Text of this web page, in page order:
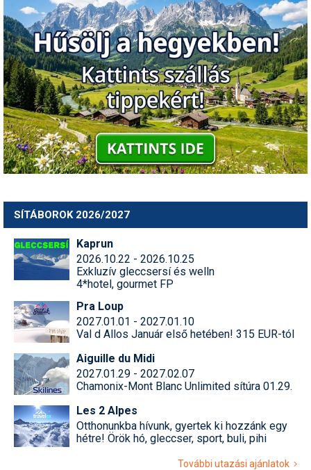
SÍTÁBOROK 2026/2027
Kaprun
2026.10.22 - 2026.10.25
Exkluzív gleccsersí és welln
4*hotel, gourmet FP
Pra Loup
2027.01.01 - 2027.01.10
Val d Allos Január első hetében! 315 EUR-tól
Aiguille du Midi
2027.01.29 - 2027.02.07
Chamonix-Mont Blanc Unlimited sítúra 01.29.
Les 2 Alpes
Otthonunkba hívunk, gyertek ki hozzánk egy
hétre! Örök hó, gleccser, sport, buli, pihi
További utazási ajánlatok